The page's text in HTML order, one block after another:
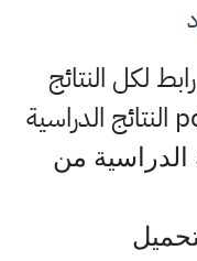
لكل النتائج
الدراسية من